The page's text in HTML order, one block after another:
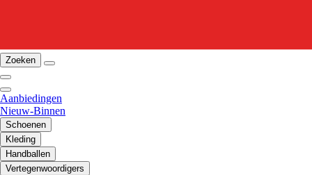
Zoeken
Aanbiedingen
Nieuw-Binnen
Schoenen
Kleding
Handballen
Vertegenwoordigers